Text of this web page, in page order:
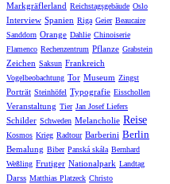
Markgräflerland Reichstagsgebäude Oslo
Interview Spanien Riga Geier Beaucaire
Sanddorn Orange Dahlie Chinoiserie
Flamenco Rechenzentrum Pflanze Grabstein
Zeichen Saksun Frankreich
Vogelbeobachtung Tor Museum Zingst
Porträt Steinhöfel Typografie Eisschollen
Veranstaltung Tier Jan Josef Liefers
Schilder Schweden Melancholie Reise
Kosmos Krieg Radtour Barberini Berlin
Bemalung Biber Panská skála Bernhard
Weßling Frutiger Nationalpark Landtag
Darss Matthias Platzeck Christo